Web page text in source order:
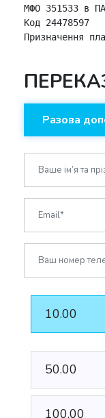
МФО 351533 в
Код 24478597
Призначення
Разова
10.00
50.00
100.00